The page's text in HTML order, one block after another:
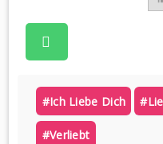
#ich Liebe Dich
#verliebt